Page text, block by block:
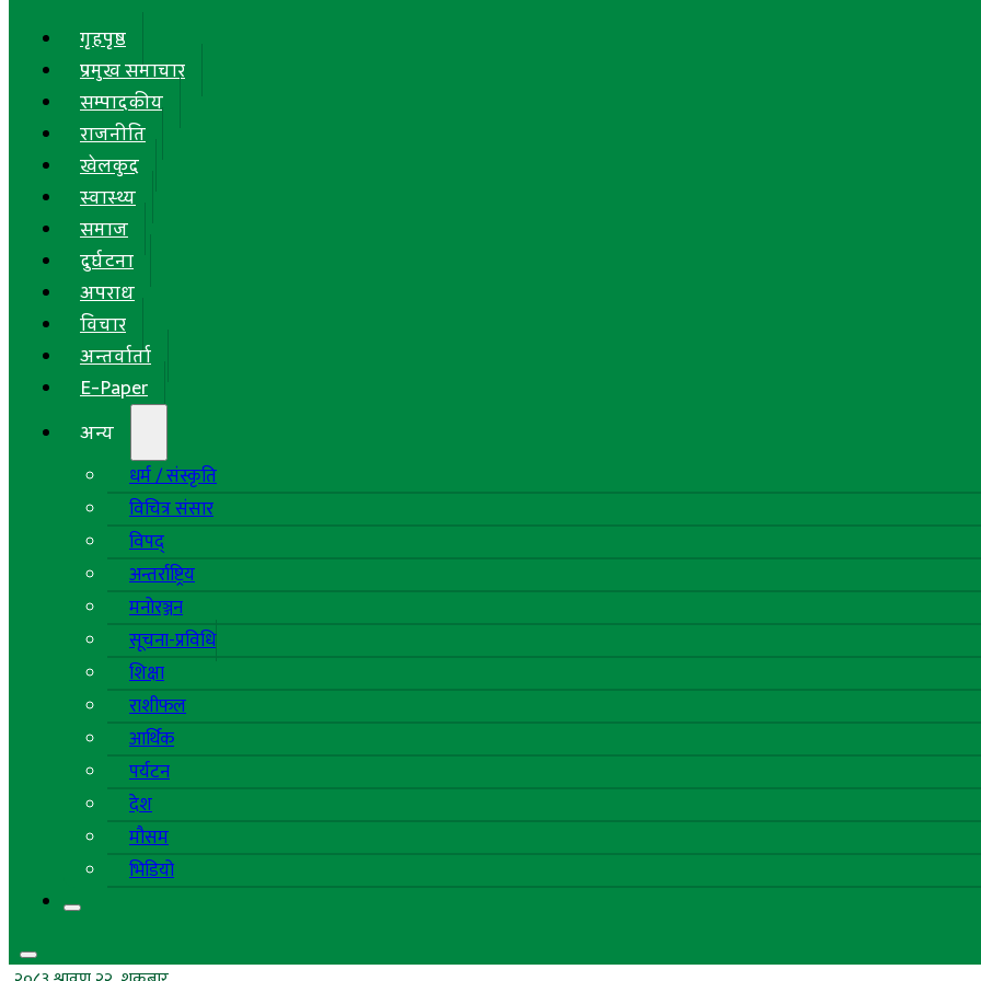
गृहपृष्ठ
प्रमुख समाचार
सम्पादकीय
राजनीति
खेलकुद
स्वास्थ्य
समाज
दुर्घटना
अपराध
विचार
अन्तर्वार्ता
E-Paper
अन्य
धर्म / संस्कृति
विचित्र संसार
विपद्
अन्तर्राष्ट्रिय
मनोरञ्जन
सूचना-प्रविधि
शिक्षा
राशीफल
आर्थिक
पर्यटन
देश
मौसम
भिडियो